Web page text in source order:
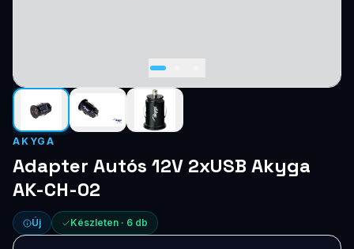
Keresés
AKYGA
Adapter Autós 12V 2xUSB Akyga
AK-CH-02
Új Készleten · 6 db